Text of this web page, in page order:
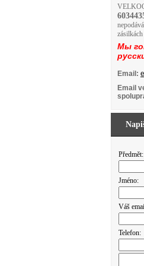
zásilkách
Мы
Email:
Email
Předmět:
Jméno:
Váš
Telefon: